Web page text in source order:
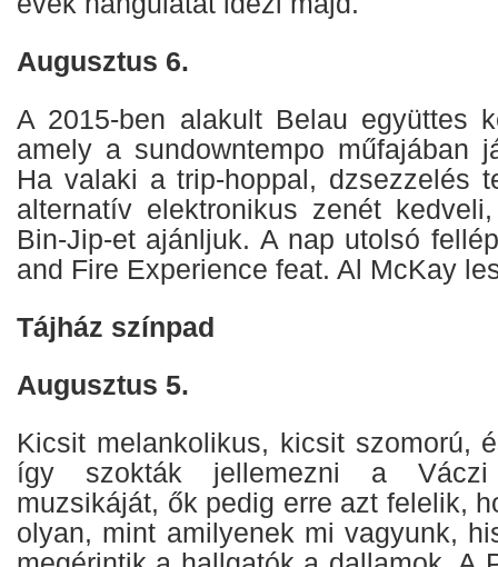
Augusztus 6.
A 2015-ben alakult Belau együttes
amely a sundowntempo műfajában
Ha valaki a trip-hoppal, dzsezzelés
alternatív elektronikus zenét
Bin-Jip-et ajánljuk. A nap utolsó
and Fire Experience feat. Al McKay
Tájház színpad
Augusztus 5.
Kicsit melankolikus, kicsit szomorú,
így szokták jellemezni a Váczi
muzsikáját, ők pedig erre azt felelik,
olyan, mint amilyenek mi vagyunk,